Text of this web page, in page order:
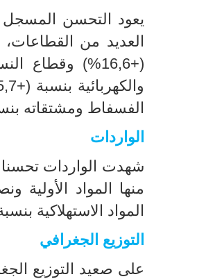
يعود التحسن المسجل
العديد من
+)
16,6
%) وقطاع
والكهربائية بنسبة (+35,7
الفسفاط ومشتقاته بنسبة
الواردات
شهدت الواردات تحسنا
المواد الاستهلاكية بنسبة
التوزيع الجغرافي
على صعيد التوزيع